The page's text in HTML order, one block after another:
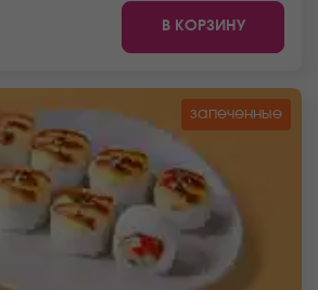
заказа. *Внешний вид
от фото на сайте.В КОРЗИНУ
запеченные